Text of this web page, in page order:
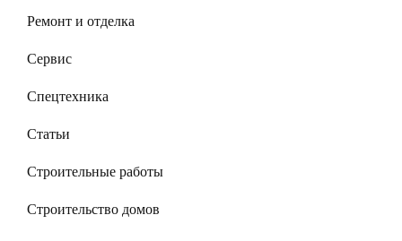
Ремонт и отделка
Сервис
Спецтехника
Статьи
Строительные работы
Строительство домов